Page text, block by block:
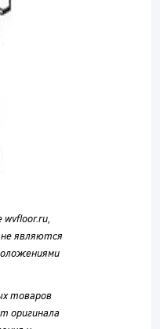
являются
товаров
оригинала